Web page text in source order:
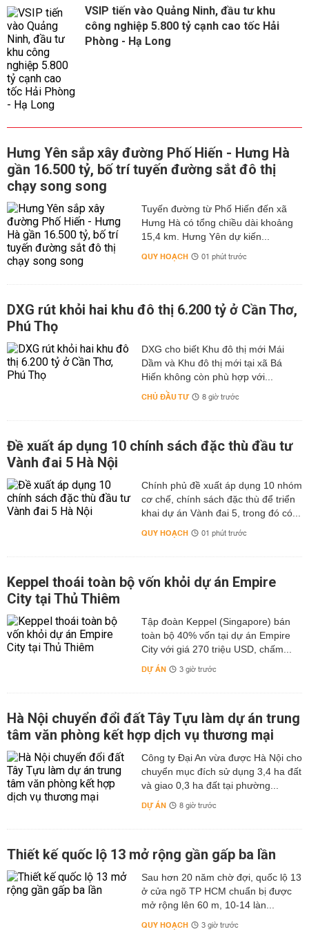
VSIP tiến vào Quảng Ninh, đầu tư khu
công nghiệp 5.800 tỷ cạnh cao tốc Hải
Phòng - Hạ Long
Hưng Yên sắp xây đường Phố Hiến - Hưng Hà
gần 16.500 tỷ, bố trí tuyến đường sắt đô thị
chạy song song
Tuyến đường từ Phố Hiến đến xã
Hưng Hà có tổng chiều dài khoảng
15,4 km. Hưng Yên dự kiến...
QUY HOẠCH 01 phút trước
DXG rút khỏi hai khu đô thị 6.200 tỷ ở Cần Thơ,
Phú Thọ
DXG cho biết Khu đô thị mới Mái
Dầm và Khu đô thị mới tại xã Bá
Hiến không còn phù hợp với...
CHỦ ĐẦU TƯ 8 giờ trước
Đề xuất áp dụng 10 chính sách đặc thù đầu tư
Vành đai 5 Hà Nội
Chính phủ đề xuất áp dụng 10 nhóm
cơ chế, chính sách đặc thù để triển
khai dự án Vành đai 5, trong đó có...
QUY HOẠCH 01 phút trước
Keppel thoái toàn bộ vốn khỏi dự án Empire
City tại Thủ Thiêm
Tập đoàn Keppel (Singapore) bán
toàn bộ 40% vốn tại dự án Empire
City với giá 270 triệu USD, chấm...
DỰ ÁN 3 giờ trước
Hà Nội chuyển đổi đất Tây Tựu làm dự án trung
tâm văn phòng kết hợp dịch vụ thương mại
Công ty Đại An vừa được Hà Nội cho
chuyển mục đích sử dụng 3,4 ha đất
và giao 0,3 ha đất tại phường...
DỰ ÁN 8 giờ trước
Thiết kế quốc lộ 13 mở rộng gần gấp ba lần
Sau hơn 20 năm chờ đợi, quốc lộ 13
ở cửa ngõ TP HCM chuẩn bị được
mở rộng lên 60 m, 10-14 làn...
QUY HOẠCH 3 giờ trước